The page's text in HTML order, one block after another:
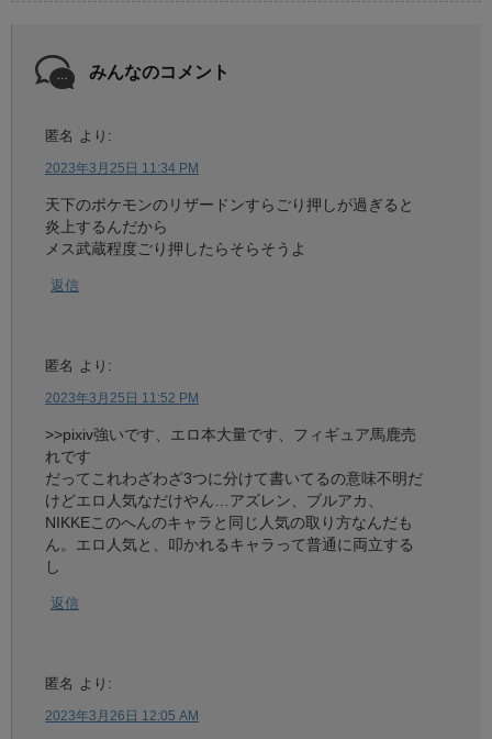
みんなのコメント
匿名 より:
2023年3月25日 11:34 PM
天下のポケモンのリザードンすらごり押しが過ぎると
炎上するんだから
メス武蔵程度ごり押したらそらそうよ
返信
匿名 より:
2023年3月25日 11:52 PM
>>pixiv強いです、エロ本大量です、フィギュア馬鹿売
れです
だってこれわざわざ3つに分けて書いてるの意味不明だ
けどエロ人気なだけやん…アズレン、ブルアカ、
NIKKEこのへんのキャラと同じ人気の取り方なんだも
ん。エロ人気と、叩かれるキャラって普通に両立する
し
返信
匿名 より:
2023年3月26日 12:05 AM